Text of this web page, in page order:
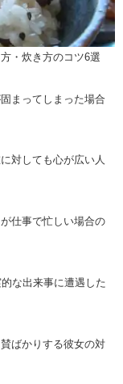
・炊き方のコツ6選
まってしまった場合
対しても心が広い人
仕事で忙しい場合の
な出来事に遭遇した
ばかりする彼女の対